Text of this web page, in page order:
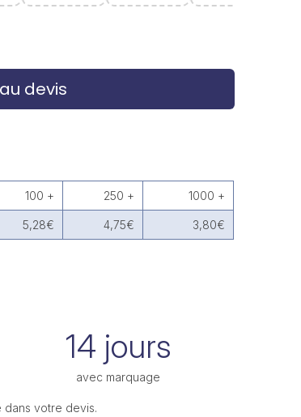
devis
100 + 250 + 1000 +
5,28€ 4,75€ 3,80€
14 jours
avec marquage
dans votre devis.